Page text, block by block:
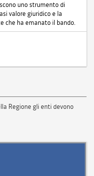
uno strumento di
valore giuridico e la
che ha emanato il bando.
Regione gli enti devono